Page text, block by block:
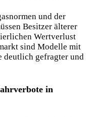
und der
Besitzer älterer
Wertverlust
sind Modelle mit
gefragter und
in